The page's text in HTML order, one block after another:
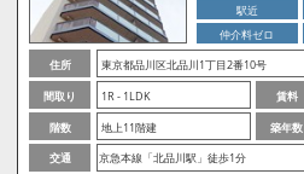
駅近
仲介料ゼロ
住所
東京都品川区北品川1丁目2番10号
間取り
1R - 1LDK 賃料
階数
地上11階建 築年数
交通
京急本線「北品川駅」徒歩1分